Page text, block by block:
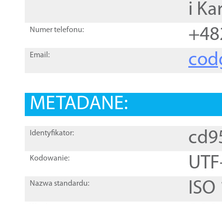
i
Numer telefonu:
Email:
METADANE:
Identyfikator:
Kodowanie:
Nazwa standardu: